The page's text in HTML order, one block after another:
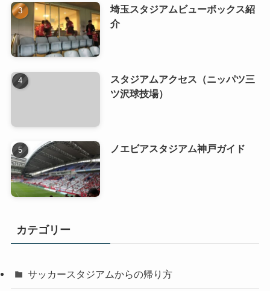
埼玉スタジアムビューボックス紹
介
スタジアムアクセス（ニッパツ三
ツ沢球技場）
ノエビアスタジアム神戸ガイド
カテゴリー
サッカースタジアムからの帰り方